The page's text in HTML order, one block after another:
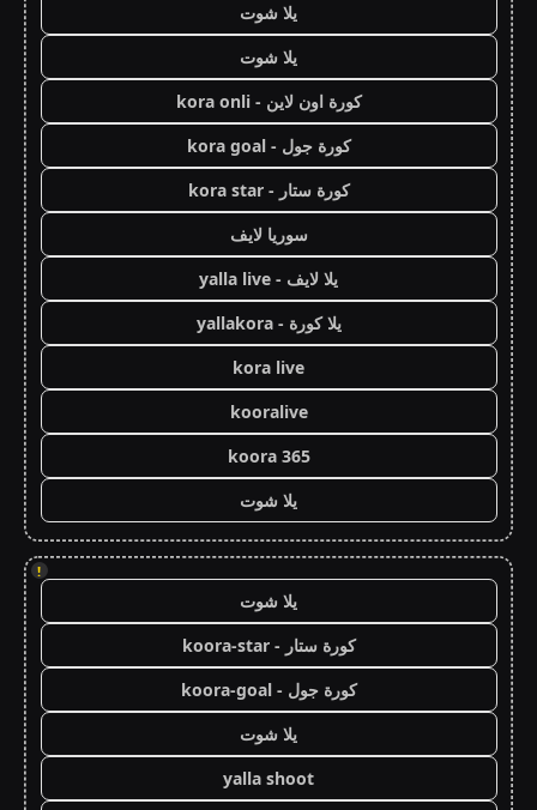
يلا شوت
يلا شوت
كورة اون لاين - kora onli
كورة جول - kora goal
كورة ستار - kora star
سوريا لايف
يلا لايف - yalla live
يلا كورة - yallakora
kora live
kooralive
koora 365
يلا شوت
!
يلا شوت
كورة ستار - koora-star
كورة جول - koora-goal
يلا شوت
yalla shoot